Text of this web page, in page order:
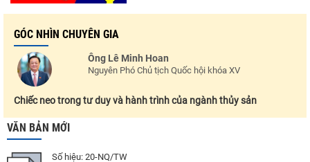
GÓC NHÌN CHUYÊN GIA
Ông Lê Minh Hoan
Nguyên Phó Chủ tịch Quốc hội khóa XV
Chiếc neo trong tư duy và hành trình của ngành thủy sản
VĂN BẢN MỚI
Số hiệu: 20-NQ/TW